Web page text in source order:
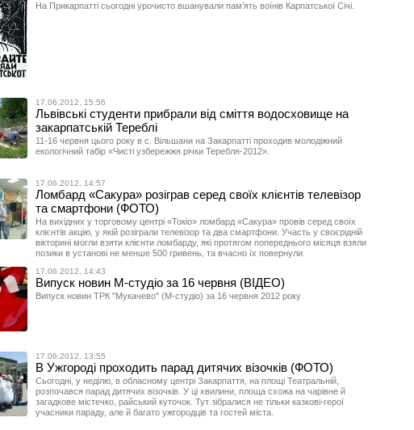
На Прикарпатті сьогодні урочисто вшанували пам’ять воїнів Карпатської Січі.
17.06.2012, 15:56
Львівські студенти прибрали від сміття водосховище на
закарпатській Тереблі
11-16 червня цього року в с. Вільшани на Закарпатті проходив молодіжний
екологічний табір «Чисті узбережжя річки Теребля-2012».
17.06.2012, 14:57
Ломбард «Сакура» розіграв серед своїх клієнтів телевізор
та смартфони (ФОТО)
На вихідних у торговому центрі «Токіо» ломбард «Сакура» провів серед своїх
клієнтів акцію, у якій розіграли телевізор та два смартфони. Участь у своєрідній
вікторині могли взяти клієнти ломбарду, які протягом попереднього місяця взяли
позики в установі не менше 500 гривень, та вчасно їх повернули.
17.06.2012, 14:43
Випуск новин М-студіо за 16 червня (ВІДЕО)
Випуск новин ТРК "Мукачево" (М-студіо) за 16 червня 2012 року
17.06.2012, 13:55
В Ужгороді проходить парад дитячих візочків (ФОТО)
Сьогодні, у неділю, в обласному центрі Закарпаття, на площі Театральній,
розпочався парад дитячих візочків. У ці хвилини, площа схожа на чарівне й
загадкове містечко, райський куточок. Тут зібралися не тільки казкові-герої
учасники параду, але й багато ужгородців та гостей міста.